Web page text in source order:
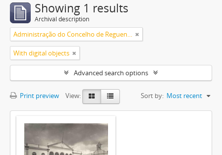
Showing 1 results
Archival description
Administração do Concelho de Reguengos
With digital objects
Advanced search options
Print preview View: Sort by: Most recent